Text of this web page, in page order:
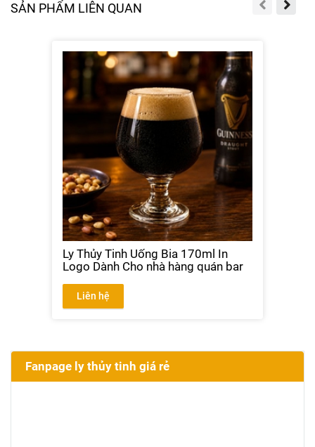
SẢN PHẨM LIÊN QUAN
Ly Thủy Tinh Uống Bia 170ml In
Logo Dành Cho nhà hàng quán bar
Liên hệ
Fanpage ly thủy tinh giá rẻ